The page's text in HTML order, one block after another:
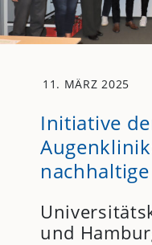
11. MÄRZ 2025
Initiative
und